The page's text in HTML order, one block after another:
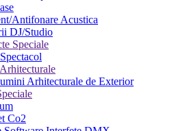
Antifonare Acustica
DJ/Studio
Speciale
Arhitecturale de Exterior
Co2